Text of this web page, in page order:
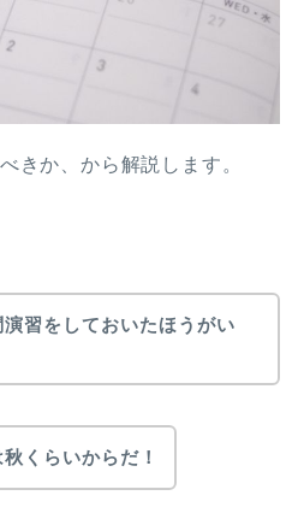
きか、から解説します。
習をしておいたほうがい
くらいからだ！